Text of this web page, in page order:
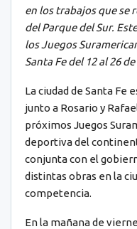
en los trabajos que se
del Parque del Sur.
los Juegos
Santa Fe del 12 al 26
La ciudad de Santa Fe
junto a Rosario y
próximos Juegos
deportiva del
conjunta con el
distintas obras en la
competencia.
En la mañana de